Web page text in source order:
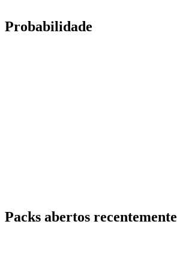
Probabilidade
Packs abertos recentemente